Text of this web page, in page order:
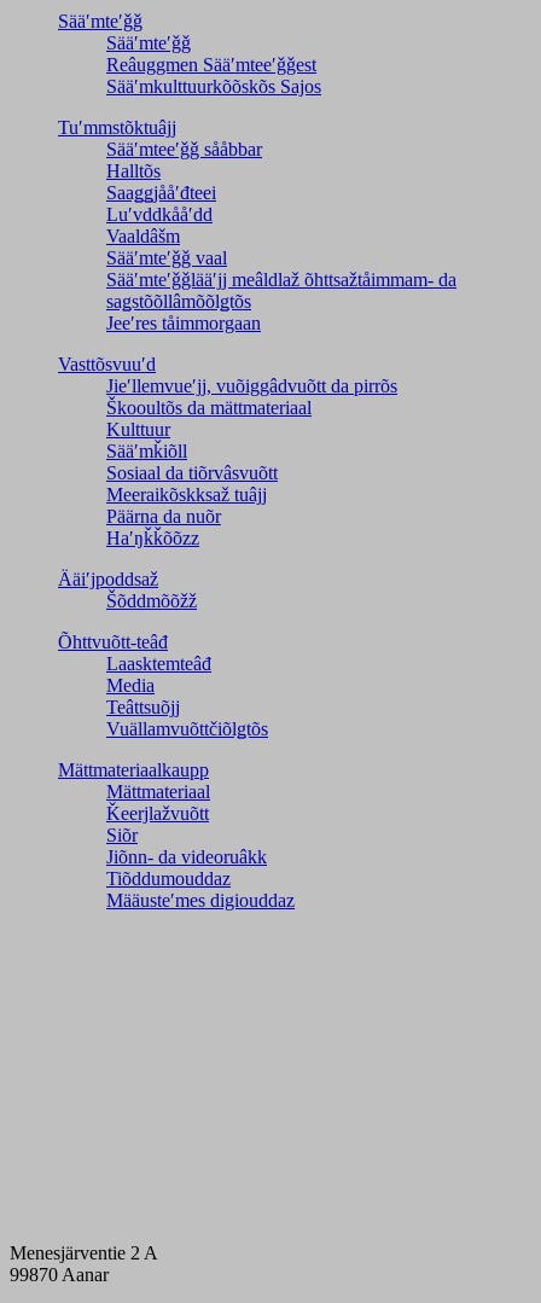
Sääʹmteʹǧǧ
Sääʹmteʹǧǧ
Reâuggmen Sääʹmteeʹǧǧest
Sääʹmkulttuurkõõskõs Sajos
Tuʹmmstõktuâjj
Sääʹmteeʹǧǧ sååbbar
Halltõs
Saaǥǥjååʹđteei
Luʹvddkååʹdd
Vaaldâšm
Sääʹmteʹǧǧ vaal
Sääʹmteʹǧǧlääʹjj meâldlaž õhttsažtåimmam- da
saǥstõõllâmõõlǥtõs
Jeeʹres tåimmorgaan
Vasttõsvuuʹd
Jieʹllemvueʹjj, vuõiggâdvuõtt da pirrõs
Škooultõs da mättmateriaal
Kulttuur
Sääʹmǩiõll
Sosiaal da tiõrvâsvuõtt
Meeraikõskksaž tuâjj
Päärna da nuõr
Haʹŋǩǩõõzz
Ääiʹjpoddsaž
Šõddmõõžž
Õhttvuõtt-teâđ
Laasktemteâđ
Media
Teâttsuõjj
Vuällamvuõttčiõlǥtõs
Mättmateriaalkaupp
Mättmateriaal
Ǩeerjlažvuõtt
Siõr
Jiõnn- da videoruâkk
Tiõddumouddaz
Määusteʹmes digiouddaz
Menesjärventie 2 A
99870 Aanar